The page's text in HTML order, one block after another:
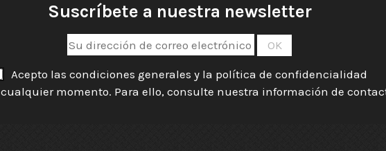
Suscríbete a nuestra newsletter
Acepto las condiciones generales y la política de confidencialidad
momento. Para ello, consulte nuestra información de